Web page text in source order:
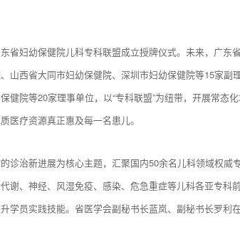
省妇幼保健院儿科专科联盟成立授牌仪式。未来，广东
山西省大同市妇幼保健院、深圳市妇幼保健院等15家
健院等20家理事单位，以“专科联盟”为纽带，开展常态
医疗资源真正惠及每一名患儿。
诊治新进展为核心主题，汇聚国内50余名儿科领域权
谢、神经、风湿免疫、感染、危急重症等儿科各亚专科
学员实践技能。省医学会副秘书长蓝岚、副秘书长罗利